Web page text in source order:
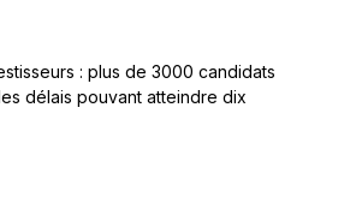
: plus de 3000 candidats
délais pouvant atteindre dix